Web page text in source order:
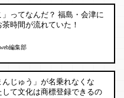
」ってなんだ？ 福島・会津に
時間が流れていた！
編集部
んじゅう」が名乗れなくな
して文化は商標登録できるの